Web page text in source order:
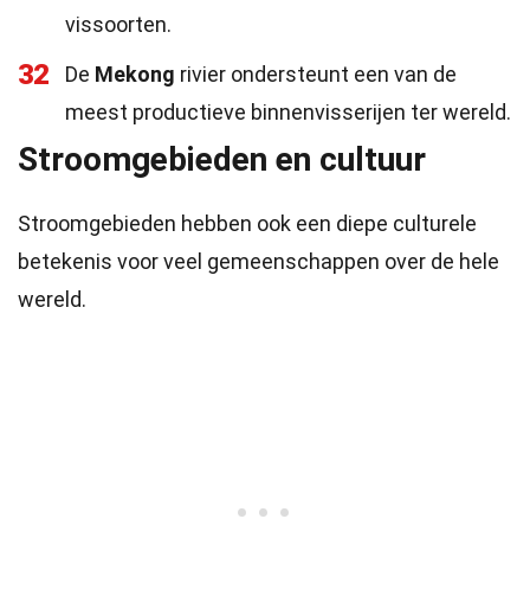
vissoorten.
32 De Mekong rivier ondersteunt een van de
meest productieve binnenvisserijen ter wereld.
Stroomgebieden en cultuur
Stroomgebieden hebben ook een diepe culturele
betekenis voor veel gemeenschappen over de hele
wereld.